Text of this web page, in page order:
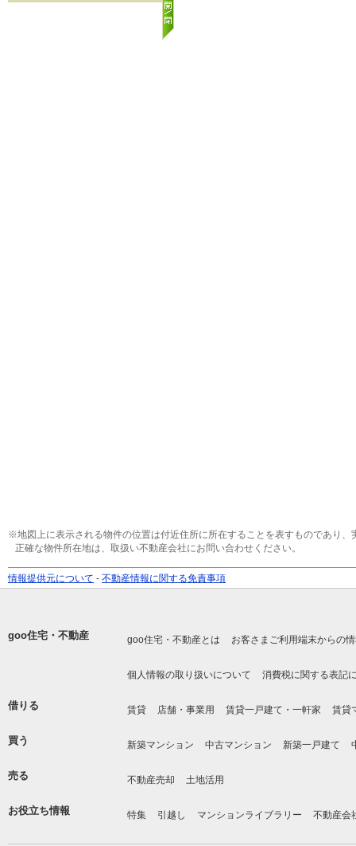
※地図上に表示される物件の位置は付近住所に所在することを表すものであり
正確な物件所在地は、取扱い不動産会社にお問い合わせください。
情報提供元について - 不動産情報に関する免責事項
goo住宅・不動産 goo住宅・不動産とは お客さまご利用端末からの
個人情報の取り扱いについて 消費税に関する表記
借りる 賃貸 店舗・事業用 賃貸一戸建て・一軒家 賃貸
買う 新築マンション 中古マンション 新築一戸建て
売る 不動産売却 土地活用
お役立ち情報 特集 引越し マンションライブラリー 不動産会